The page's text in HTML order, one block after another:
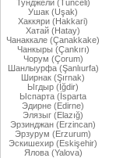
Тунджели (Tunceli)
Ушак (Uşak)
Хаккяри (Hakkari)
Хатай (Hatay)
Чанаккале (Çanakkake)
Чанкыры (Çankırı)
Чорум (Çorum)
Шанлыурфа (Şanlıurfa)
Ширнак (Şırnak)
Ыгдыр (Iğdir)
Ыспарта (İsparta
Эдирне (Edirne)
Элязыг (Elazığ)
Эрзинджан (Erzincan)
Эрзурум (Erzurum)
Эскишехир (Eskişehir)
Ялова (Yalova)